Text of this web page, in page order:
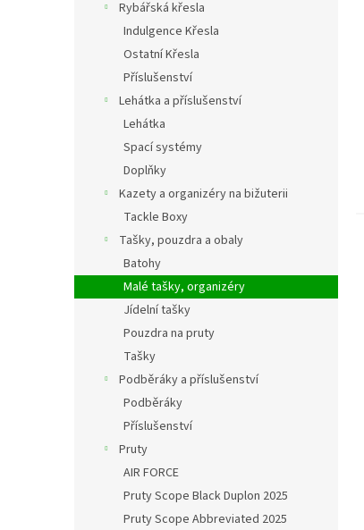
Rybářská křesla
Indulgence Křesla
Ostatní Křesla
Příslušenství
Lehátka a příslušenství
Lehátka
Spací systémy
Doplňky
Kazety a organizéry na bižuterii
Tackle Boxy
Tašky, pouzdra a obaly
Batohy
Malé tašky, organizéry
Jídelní tašky
Pouzdra na pruty
Tašky
Podběráky a příslušenství
Podběráky
Příslušenství
Pruty
AIR FORCE
Pruty Scope Black Duplon 2025
Pruty Scope Abbreviated 2025